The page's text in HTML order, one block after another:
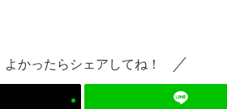
よかったらシェアしてね！